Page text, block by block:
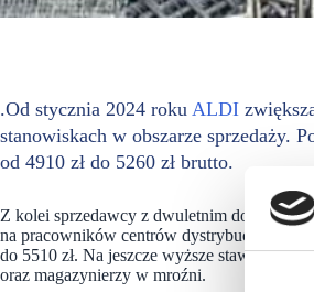
.Od stycznia 2024 roku ALDI
stanowiskach w obszarze sprzedaży.
od 4910 zł do 5260 zł brutto.
Z kolei sprzedawcy z dwuletnim
na pracowników centrów dystrybucyjnych –
do 5510 zł. Na jeszcze wyższe stawki
oraz magazynierzy w mroźni.